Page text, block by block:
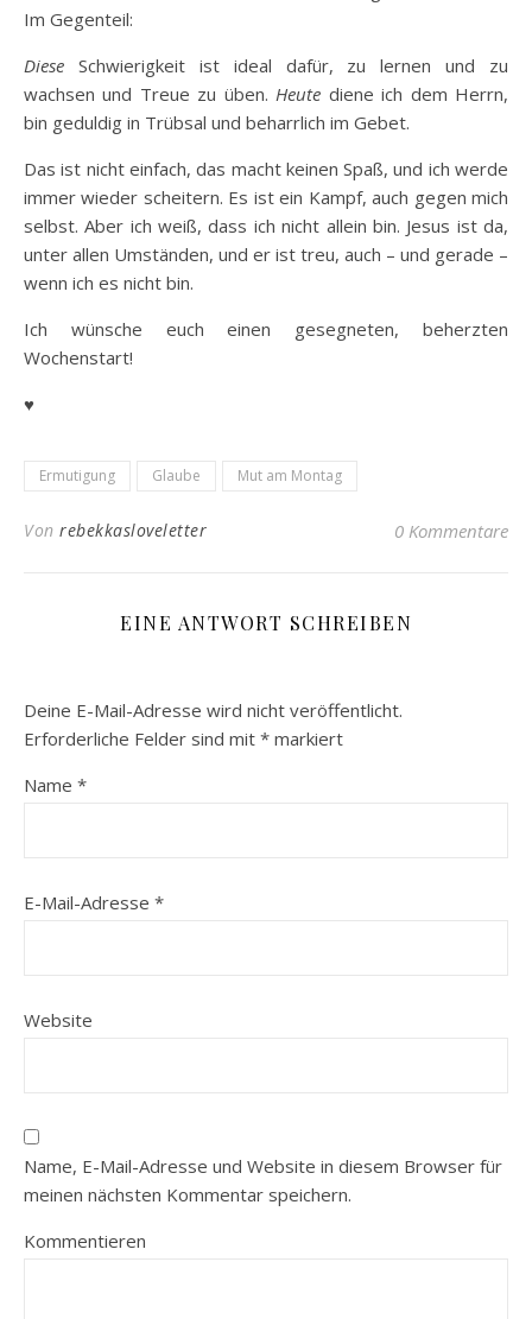
Im Gegenteil:
Diese Schwierigkeit ist ideal dafür, zu lernen und zu
wachsen und Treue zu üben.Heute diene ich dem Herrn,
bin geduldig in Trübsal und beharrlich im Gebet.
Das ist nicht einfach, das macht keinen Spaß, und ich werde
immer wieder scheitern. Es ist ein Kampf, auch gegen mich
selbst. Aber ich weiß, dass ich nicht allein bin. Jesus ist da,
unter allen Umständen, und er ist treu, auch – und gerade –
wenn ich es nicht bin.
Ich wünsche euch einen gesegneten, beherzten
Wochenstart!
♥
Ermutigung Glaube Mut am Montag
Von rebekkasloveletter 0 Kommentare
EINE ANTWORT SCHREIBEN
Deine E-Mail-Adresse wird nicht veröffentlicht.
Erforderliche Felder sind mit * markiert
Name *
E-Mail-Adresse *
Website
Name, E-Mail-Adresse und Website in diesem Browser für
meinen nächsten Kommentar speichern.
Kommentieren